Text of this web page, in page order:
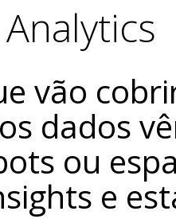
vão
dados
ou
e